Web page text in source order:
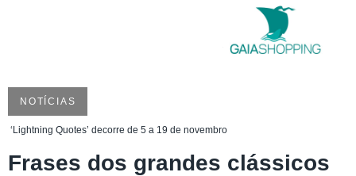
NOTÍCIAS
‘Lightning Quotes’ decorre de 5 a 19 de novembro
Frases dos grandes clássicos